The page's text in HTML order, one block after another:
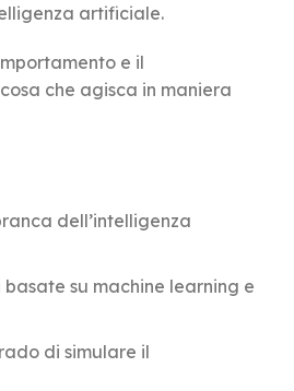
artificiale.
e il
che agisca in maniera
dell’intelligenza
su machine learning e
di simulare il